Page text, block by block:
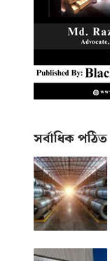
সর্বাধিক পঠিত